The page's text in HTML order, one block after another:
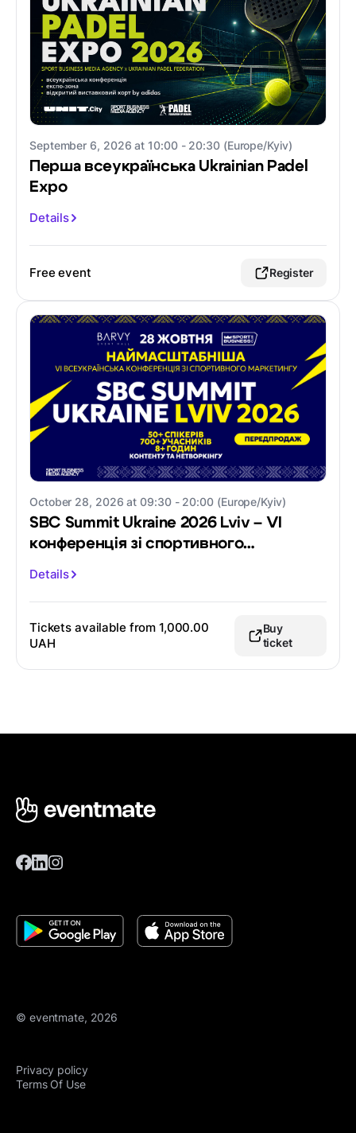
September 6, 2026 at 10:00 - 20:30 (Europe/Kyiv)
Перша всеукраїнська Ukrainian Padel
Expo
Details
Free event Register
October 28, 2026 at 09:30 - 20:00 (Europe/Kyiv)
SBC Summit Ukraine 2026 Lviv – VI
конференція зі спортивного
Details
Tickets available from1,000.00
UAH
Buy
ticket
© eventmate, 2026
Privacy policy
Terms Of Use